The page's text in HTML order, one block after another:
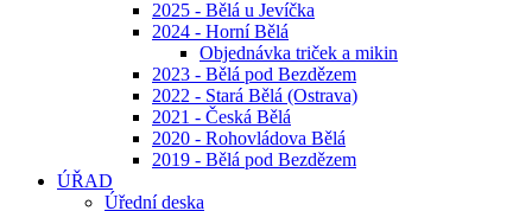
2025 - Bělá u Jevíčka
2024 - Horní Bělá
Objednávka triček a mikin
2023 - Bělá pod Bezdězem
2022 - Stará Bělá (Ostrava)
2021 - Česká Bělá
2020 - Rohovládova Bělá
2019 - Bělá pod Bezdězem
ÚŘAD
Úřední deska